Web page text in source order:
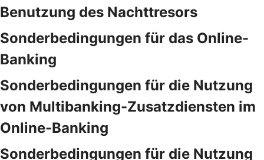
Benutzung des Nachttresors
Sonderbedingungen für das Online-
Banking
Sonderbedingungen für die Nutzung
von Multibanking-Zusatzdiensten im
Online-Banking
Sonderbedingungen für die Nutzung